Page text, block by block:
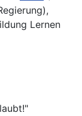
Lernen